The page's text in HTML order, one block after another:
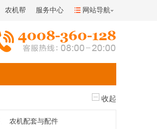
农机帮 服务中心 网站导航
收起
农机配套与配件